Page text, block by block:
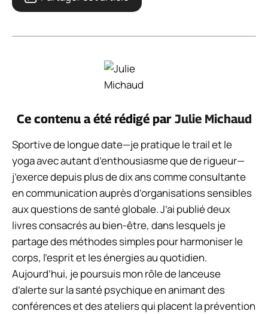
Ce contenu a été rédigé par Julie Michaud
Sportive de longue date—je pratique le trail et le
yoga avec autant d’enthousiasme que de rigueur—
j’exerce depuis plus de dix ans comme consultante
en communication auprès d’organisations sensibles
aux questions de santé globale. J’ai publié deux
livres consacrés au bien-être, dans lesquels je
partage des méthodes simples pour harmoniser le
corps, l’esprit et les énergies au quotidien.
Aujourd’hui, je poursuis mon rôle de lanceuse
d’alerte sur la santé psychique en animant des
conférences et des ateliers qui placent la prévention